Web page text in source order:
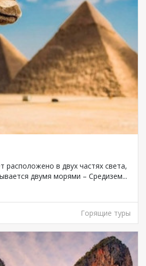
расположено в двух частях света,
двумя морями – Средизем...
Горящие туры